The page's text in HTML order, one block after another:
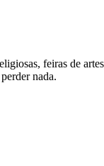
feiras de
nada.